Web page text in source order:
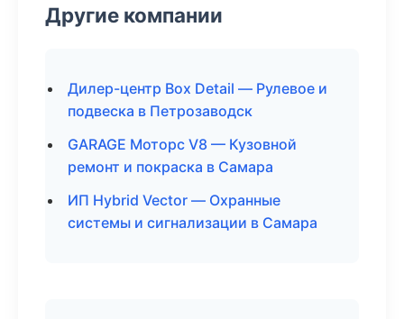
Другие компании
Дилер-центр Box Detail — Рулевое и
подвеска в Петрозаводск
GARAGE Моторс V8 — Кузовной
ремонт и покраска в Самара
ИП Hybrid Vector — Охранные
системы и сигнализации в Самара